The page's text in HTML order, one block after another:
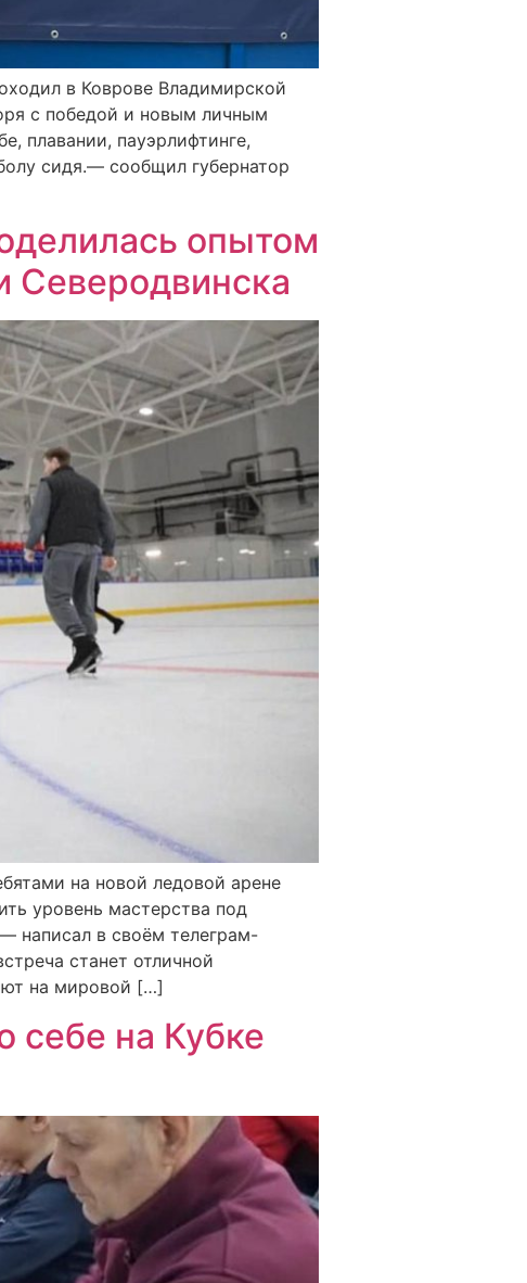
в Коврове Владимирской
с победой и новым личным
плавании, пауэрлифтинге,
сидя.— сообщил губернатор
опытом
Северодвинска
на новой ледовой арене
уровень мастерства под
написал в своём телеграм-
станет отличной
на мировой […]
себе на Кубке